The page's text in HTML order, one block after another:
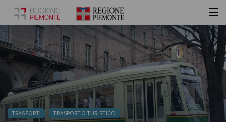
TRASPORTI TRASPORTO TURISTICO